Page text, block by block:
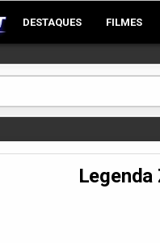
DESTAQUES FILMES
Legenda